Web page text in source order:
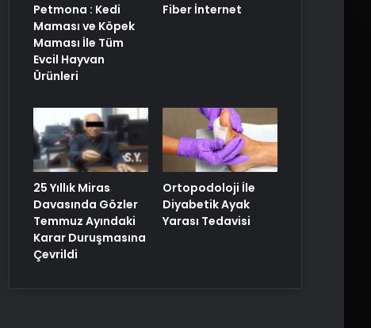
Petmona : Kedi
Maması ve Köpek
Maması İle Tüm
Evcil Hayvan
Ürünleri
Fiber İnternet
25 Yıllık Miras
Davasında Gözler
Temmuz Ayındaki
Karar Duruşmasına
Çevrildi
Ortopodoloji İle
Diyabetik Ayak
Yarası Tedavisi